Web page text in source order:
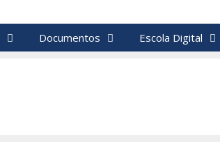
Documentos Escola Digital